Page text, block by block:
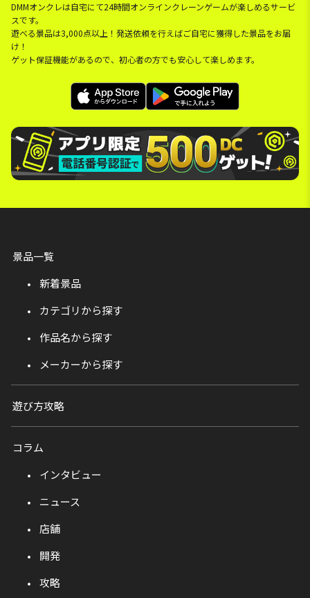
DMMオンクレは自宅にて24時間オンラインクレーンゲームが楽しめるサービ
スです。
遊べる景品は3,000点以上！発送依頼を行えばご自宅に獲得した景品をお届
け！
ゲット保証機能があるので、初心者の方でも安心して楽しめます。
景品一覧
新着景品
カテゴリから探す
作品名から探す
メーカーから探す
遊び方攻略
コラム
インタビュー
ニュース
店舗
開発
攻略